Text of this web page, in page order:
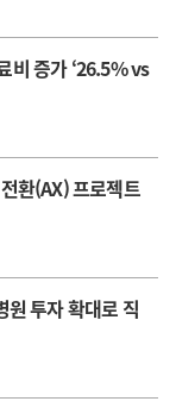
비 증가 ‘26.5% vs
환(AX) 프로젝트
원 투자 확대로 직